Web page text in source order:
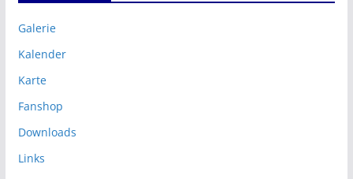
Galerie
Kalender
Karte
Fanshop
Downloads
Links